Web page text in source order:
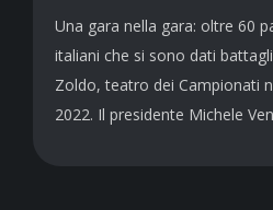
Una gara nella gara: oltre 60
italiani che si sono dati
Zoldo, teatro dei Campionati
2022. Il presidente Michele